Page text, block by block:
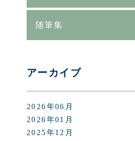
随筆集
アーカイブ
2026年06月
2026年01月
2025年12月